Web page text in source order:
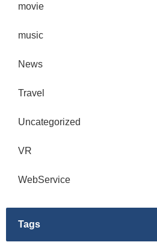
movie
music
News
Travel
Uncategorized
VR
WebService
Tags